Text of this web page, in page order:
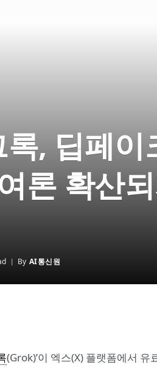
, 딥페이
론 확산
By AI통신원
(Grok)’이 엑스(X) 플랫폼에서